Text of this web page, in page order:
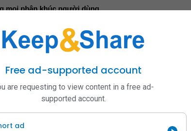
mọi phân khúc người dùng
3 phiên bản lưu trữ lớn bao gồm dung lượng bộ nhớ trong từ
sinh viên trong khi bản 512GB hay 1TB lại là trợ thủ đắc
chọn lưu trữ khủng giúp củng cố thêm nhận định
Xiaomi 17T
năng lượng và trải nghiệm nhiếp
định mạnh mẽ qua viên pin khủng lên đến 7000mAh sử dụng
8,3mm. Viên pin này cung cấp thời lượng sử dụng bền bỉ từ
Đi kèm với đó là công nghệ sạc siêu nhanh công suất
Free ad-supported account
are requesting to view content in a free ad-
supported account.
ad